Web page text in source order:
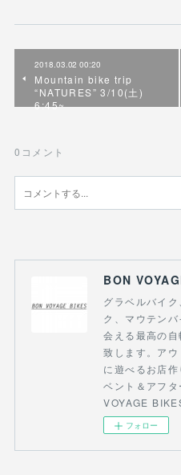
2018.03.02 00:20
Mountain bike trip
“NATURES” 3/10(土)
6:45~
0 コメント
グラベルバイ
ク、マウテン
会える最高の
致します。ア
に遊べるお店
ベント＆アフ
VOYAGE
フォロー